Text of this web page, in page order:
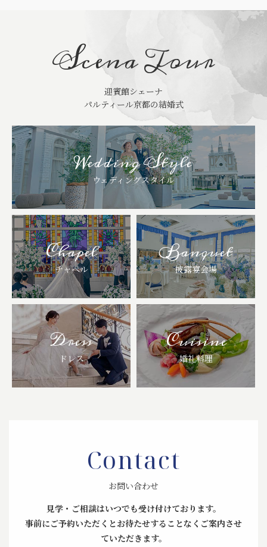
Scena Tour
迎賓館シェーナ
パルティール京都の結婚式
Wedding Style
ウェディングスタイル
Chapel
チャペル
Banquet
披露宴会場
Dress
ドレス
Cuisine
婚礼料理
Contact
お問い合わせ
見学・ご相談はいつでも受け付けております。
事前にご予約いただくとお待たせすることなくご案内させ
ていただきます。